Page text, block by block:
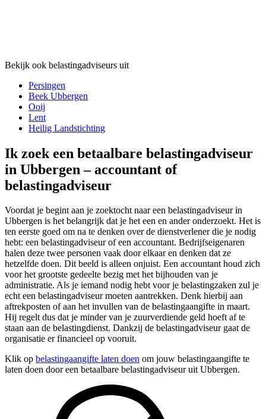
Bekijk ook belastingadviseurs uit
Persingen
Beek Ubbergen
Ooij
Lent
Heilig Landstichting
Ik zoek een betaalbare belastingadviseur
in Ubbergen – accountant of
belastingadviseur
Voordat je begint aan je zoektocht naar een belastingadviseur in
Ubbergen is het belangrijk dat je het een en ander onderzoekt. Het is
ten eerste goed om na te denken over de dienstverlener die je nodig
hebt: een belastingadviseur of een accountant. Bedrijfseigenaren
halen deze twee personen vaak door elkaar en denken dat ze
hetzelfde doen. Dit beeld is alleen onjuist. Een accountant houd zich
voor het grootste gedeelte bezig met het bijhouden van je
administratie. Als je iemand nodig hebt voor je belastingzaken zul je
echt een belastingadviseur moeten aantrekken. Denk hierbij aan
aftrekposten of aan het invullen van de belastingaangifte in maart.
Hij regelt dus dat je minder van je zuurverdiende geld hoeft af te
staan aan de belastingdienst. Dankzij de belastingadviseur gaat de
organisatie er financieel op vooruit.
Klik op belastingaangifte laten doen om jouw belastingaangifte te
laten doen door een betaalbare belastingadviseur uit Ubbergen.